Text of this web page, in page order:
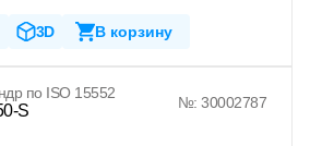
3D В корзину
по ISO 15552
S
№: 30002787